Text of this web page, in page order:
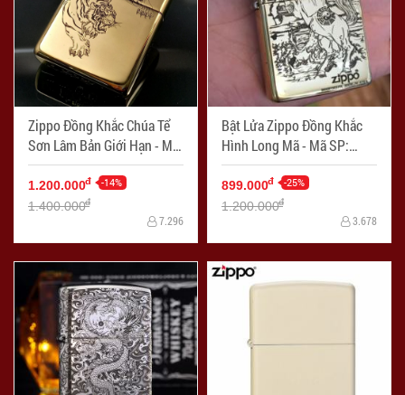
Zippo Đồng Khắc Chúa Tể
Sơn Lâm Bản Giới Hạn - Mã
SP: ZPC2273
1.200.000đ -14%
1.400.000đ
7.296
Bật Lửa Zippo Đồng Khắc
Hình Long Mã - Mã SP:
ZPC2272
899.000đ -25%
1.200.000đ
3.678